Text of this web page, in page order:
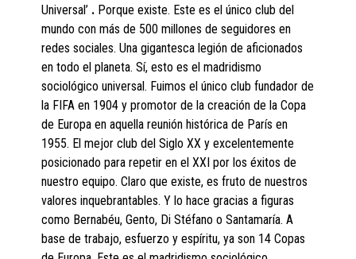
Universal’ . Porque existe. Este es el único club del
mundo con más de 500 millones de seguidores en
redes sociales. Una gigantesca legión de aficionados
en todo el planeta. Sí, esto es el madridismo
sociológico universal. Fuimos el único club fundador de
la FIFA en 1904 y promotor de la creación de la Copa
de Europa en aquella reunión histórica de París en
1955. El mejor club del Siglo XX y excelentemente
posicionado para repetir en el XXI por los éxitos de
nuestro equipo. Claro que existe, es fruto de nuestros
valores inquebrantables. Y lo hace gracias a figuras
como Bernabéu, Gento, Di Stéfano o Santamaría. A
base de trabajo, esfuerzo y espíritu, ya son 14 Copas